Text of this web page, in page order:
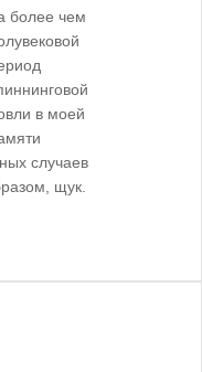
более чем
в моей
случаев
щук.